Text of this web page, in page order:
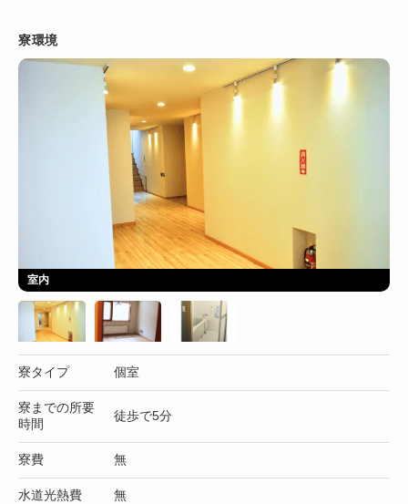
寮環境
室内
寮タイプ 個室
寮までの所要
時間
徒歩で5分
寮費 無
水道光熱費 無